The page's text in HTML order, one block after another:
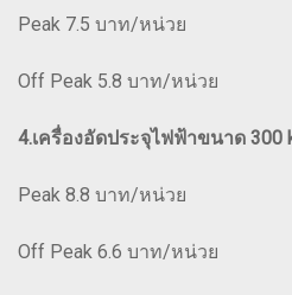
Peak 7.5 บาท/หน่วย
Off Peak 5.8 บาท/หน่วย
4.เครื่องอัดประจุไฟฟ้าขนาด 300
Peak 8.8 บาท/หน่วย
Off Peak 6.6 บาท/หน่วย